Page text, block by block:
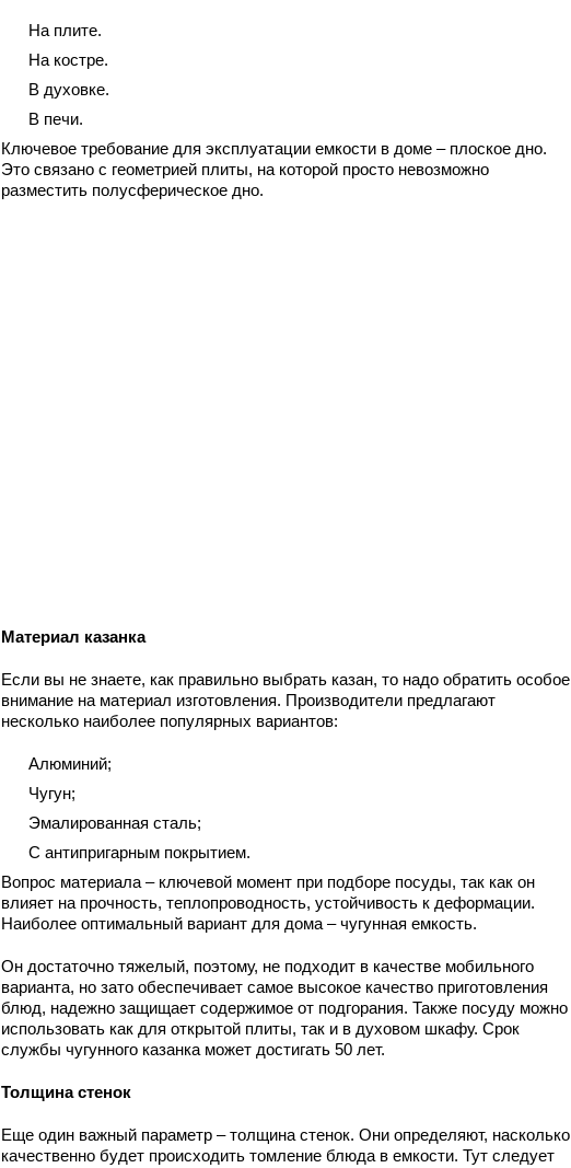
На плите.
На костре.
В духовке.
В печи.
Ключевое требование для эксплуатации емкости в доме – плоское дно.
Это связано с геометрией плиты, на которой просто невозможно
разместить полусферическое дно.
Материал казанка
Если вы не знаете, как правильно выбрать казан, то надо обратить особое
внимание на материал изготовления. Производители предлагают
несколько наиболее популярных вариантов:
Алюминий;
Чугун;
Эмалированная сталь;
С антипригарным покрытием.
Вопрос материала – ключевой момент при подборе посуды, так как он
влияет на прочность, теплопроводность, устойчивость к деформации.
Наиболее оптимальный вариант для дома – чугунная емкость.
Он достаточно тяжелый, поэтому, не подходит в качестве мобильного
варианта, но зато обеспечивает самое высокое качество приготовления
блюд, надежно защищает содержимое от подгорания. Также посуду можно
использовать как для открытой плиты, так и в духовом шкафу. Срок
службы чугунного казанка может достигать 50 лет.
Толщина стенок
Еще один важный параметр – толщина стенок. Они определяют, насколько
качественно будет происходить томление блюда в емкости. Тут следует